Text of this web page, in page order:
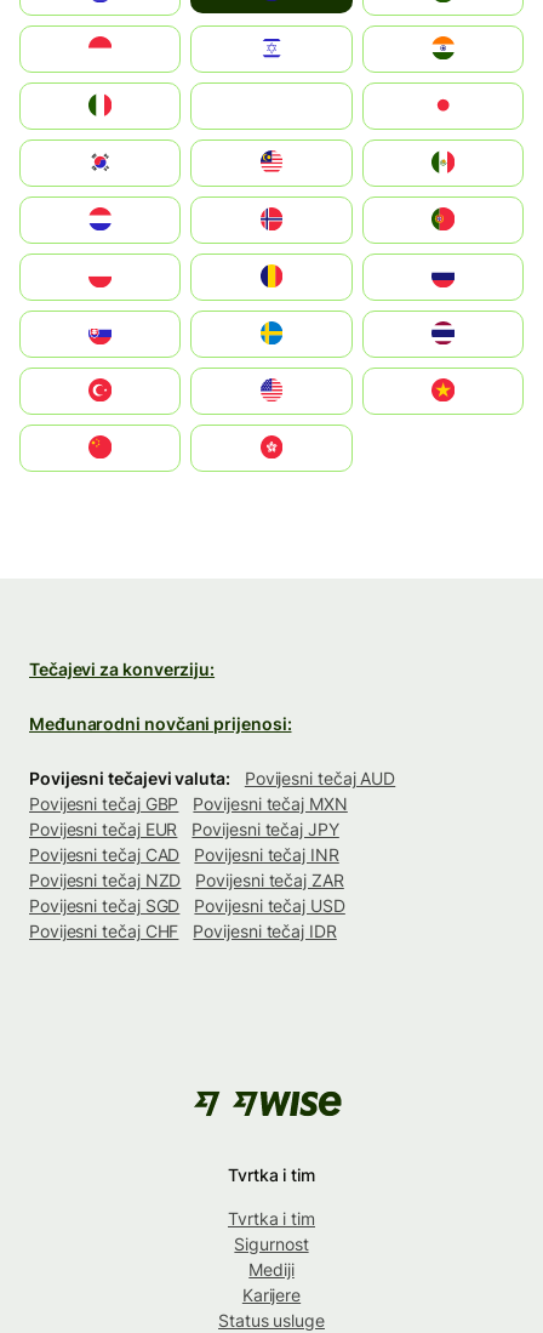
South Korea
United States
中國香港特別行政區
Tečajevi za konverziju:
Međunarodni novčani prijenosi:
Povijesni tečajevi valuta:
Povijesni tečaj AUD
Povijesni tečaj GBP
Povijesni tečaj MXN
Povijesni tečaj EUR
Povijesni tečaj JPY
Povijesni tečaj CAD
Povijesni tečaj INR
Povijesni tečaj NZD
Povijesni tečaj ZAR
Povijesni tečaj SGD
Povijesni tečaj USD
Povijesni tečaj CHF
Povijesni tečaj IDR
Tvrtka i tim
Tvrtka i tim
Sigurnost
Mediji
Karijere
Status usluge